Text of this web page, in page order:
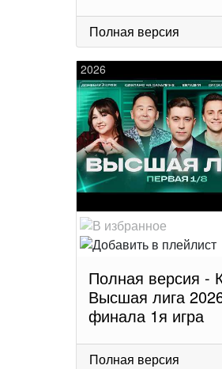
Полная версия
2026
Полная версия -
Высшая лига
финала 1я игра
Полная версия